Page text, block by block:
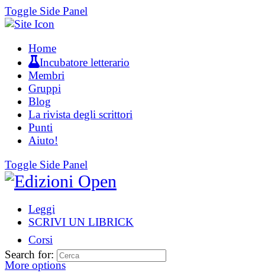
Toggle Side Panel
Home
Incubatore letterario
Membri
Gruppi
Blog
La rivista degli scrittori
Punti
Aiuto!
Toggle Side Panel
Leggi
SCRIVI UN LIBRICK
Corsi
More options
Search for: